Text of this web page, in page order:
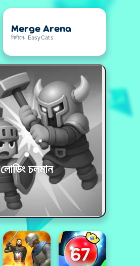
Merge Arena
নির্মানে- EasyCats
লোডিং চলমান